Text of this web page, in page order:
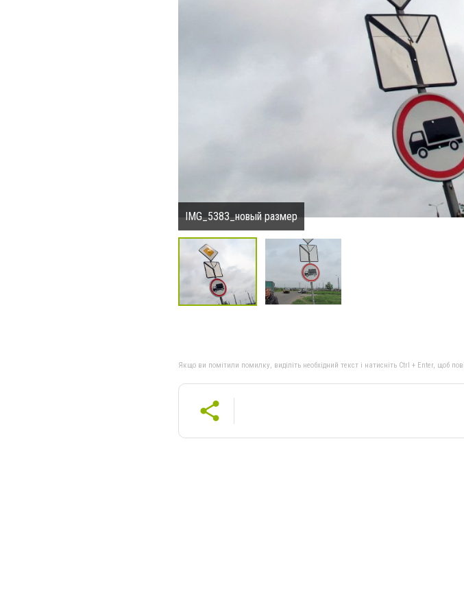
IMG_5383_новый размер
Якщо ви помітили помилку, виділіть необхідний текст і натисніть Ctrl + Enter, щоб